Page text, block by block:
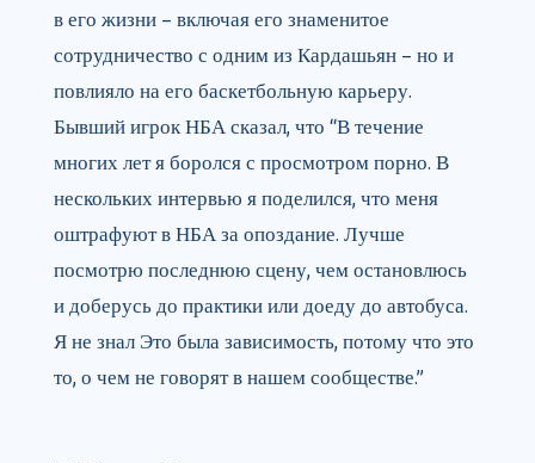
в его жизни – включая его знаменитое
сотрудничество с одним из Кардашьян – но и
повлияло на его баскетбольную карьеру.
Бывший игрок НБА сказал, что “В течение
многих лет я боролся с просмотром порно. В
нескольких интервью я поделился, что меня
оштрафуют в НБА за опоздание. Лучше
посмотрю последнюю сцену, чем остановлюсь
и доберусь до практики или доеду до автобуса.
Я не знал Это была зависимость, потому что это
то, о чем не говорят в нашем сообществе.”